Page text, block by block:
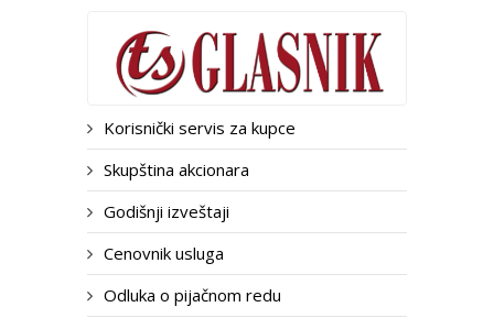
Korisnički servis za kupce
Skupština akcionara
Godišnji izveštaji
Cenovnik usluga
Odluka o pijačnom redu